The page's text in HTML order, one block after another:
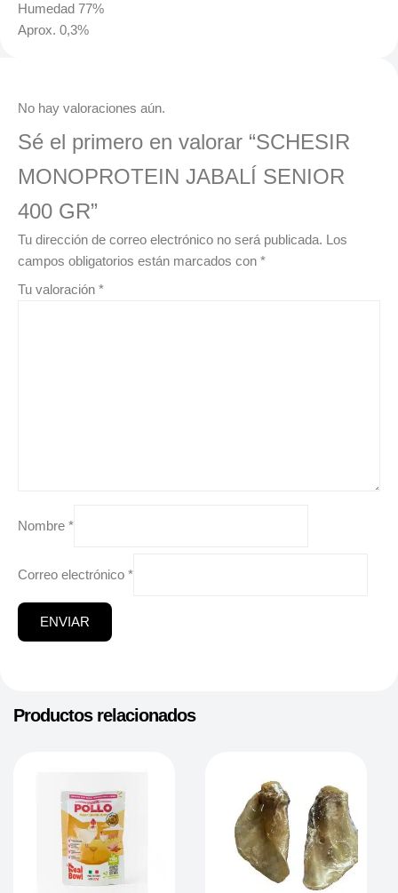
Humedad 77%
Aprox. 0,3%
No hay valoraciones aún.
Sé el primero en valorar “SCHESIR
MONOPROTEIN JABALÍ SENIOR
400 GR”
Tu dirección de correo electrónico no será publicada. Los
campos obligatorios están marcados con *
Tu valoración *
Nombre *
Correo electrónico *
Productos relacionados